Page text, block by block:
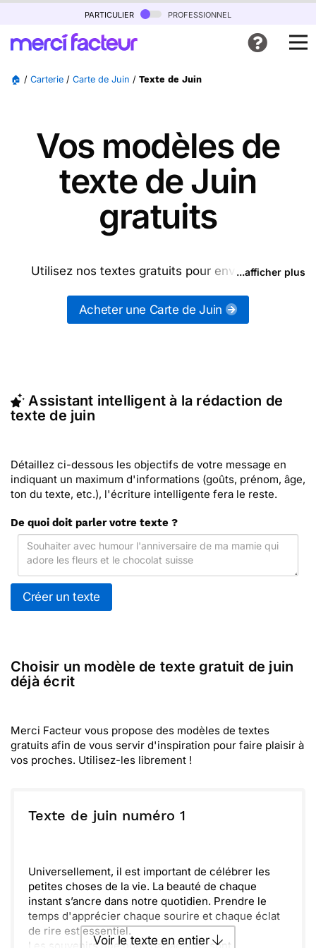
particulier professionnel
🏠 / Carterie / Carte de Juin / Texte de Juin
Vos modèles de
texte de Juin
gratuits
Utilisez nos textes gratuits pour envoyer des
catégorie "Carte de Juin") ou partagez ces
modèles de textes sur vos réseaux sociaux.
pas cher). Merci Facteur vous propose 66 modèles
imprimés de de juin à envoyer avec le texte de
...afficher plus
Acheter une Carte de Juin
Assistant intelligent à la rédaction de
texte de juin
Détaillez ci-dessous les objectifs de votre message en
indiquant un maximum d'informations (goûts, prénom, âge,
ton du texte, etc.), l'écriture intelligente fera le reste.
De quoi doit parler votre texte ?
Créer un texte
Choisir un modèle de texte gratuit de juin
déjà écrit
Merci Facteur vous propose des modèles de textes
gratuits afin de vous servir d'inspiration pour faire plaisir à
vos proches. Utilisez-les librement !
Texte de juin numéro 1
Universellement, il est important de célébrer les
petites choses de la vie. La beauté de chaque
instant s’ancre dans notre quotidien. Prendre le
temps d'apprécier chaque sourire et chaque éclat
de rire est essentiel.
Voir le texte en entier